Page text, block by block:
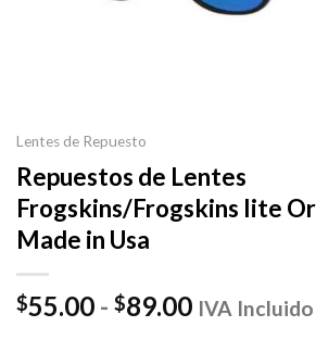
Lentes de Repuesto
Repuestos de Lentes
Frogskins/Frogskins lite
Made in Usa
$55.00 - $89.00Rango
IVA Incluido